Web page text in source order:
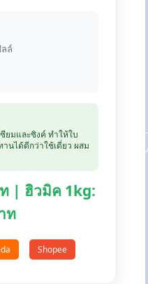
ล์
ยมและซิงค์ ทำให้ใบ
นได้ดีกว่าใช้เดี่ยว ผสม
| ฮิวมิค 1kg:
ท
Shopee